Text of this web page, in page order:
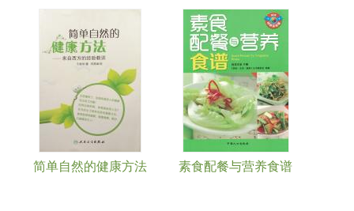
简单自然的健康方法 素食配餐与营养食谱
Pages